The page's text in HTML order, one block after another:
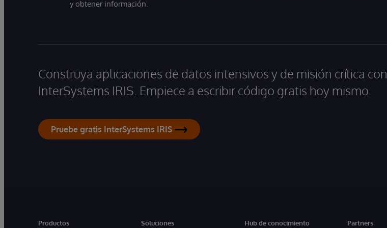
y obtener información.
Construya aplicaciones de datos intensivos y de misión crítica con
InterSystems IRIS. Empiece a escribir código gratis hoy mismo.
Pruebe gratis InterSystems IRIS
Productos Soluciones Hub de conocimiento Partners